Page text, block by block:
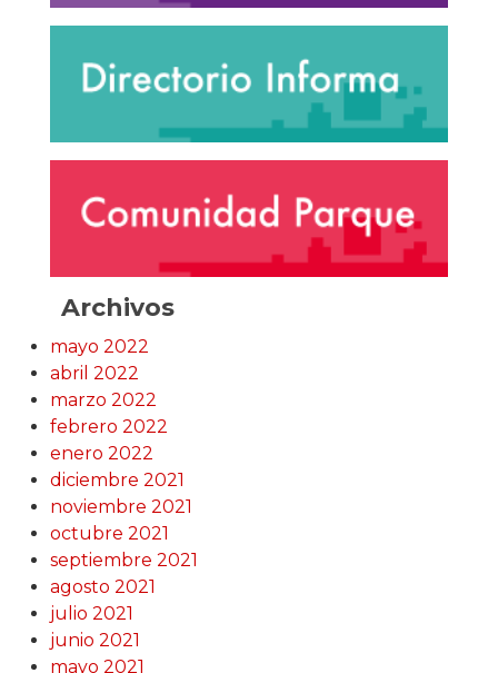
Archivos
mayo 2022
abril 2022
marzo 2022
febrero 2022
enero 2022
diciembre 2021
noviembre 2021
octubre 2021
septiembre 2021
agosto 2021
julio 2021
junio 2021
mayo 2021